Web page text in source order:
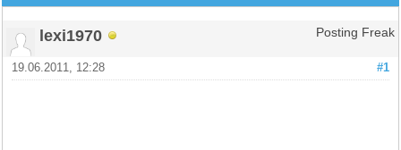
lexi1970 Posting Freak
#1
19.06.2011, 12:28